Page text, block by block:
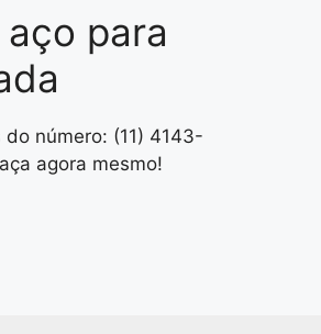
para
número: (11) 4143-
agora mesmo!